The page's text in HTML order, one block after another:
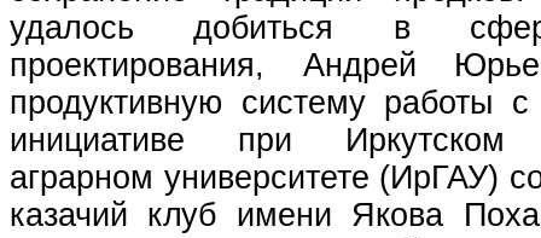
удалось добиться в
проектирования, Андрей
продуктивную систему работы
инициативе при Иркутском
аграрном университете (ИрГАУ)
казачий клуб имени Якова